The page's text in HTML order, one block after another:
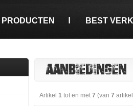
BEST
AANBIEDINGEN
Artikel 1 tot en met7 (van 7